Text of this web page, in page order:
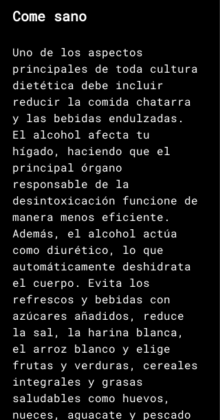
Come sano
Uno de los aspectos
principales de toda cultura
dietética debe incluir
reducir la comida chatarra
y las bebidas endulzadas.
El alcohol afecta tu
hígado, haciendo que el
principal órgano
responsable de la
desintoxicación funcione de
manera menos eficiente.
Además, el alcohol actúa
como diurético, lo que
automáticamente deshidrata
el cuerpo. Evita los
refrescos y bebidas con
azúcares añadidos, reduce
la sal, la harina blanca,
el arroz blanco y elige
frutas y verduras, cereales
integrales y grasas
saludables como huevos,
nueces, aguacate y pescado